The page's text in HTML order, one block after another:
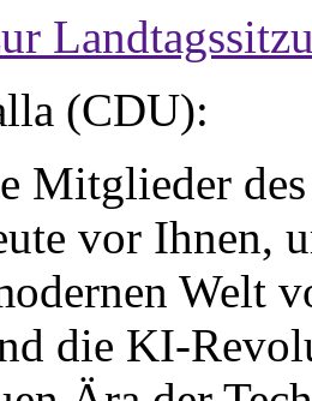
(CDU):
Mitglieder
vor Ihnen,
Welt
die KI-